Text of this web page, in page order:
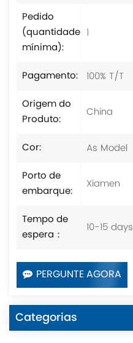
Pedido
(quantidade
mínima):
1
Pagamento: 100% T/T
Origem do
Produto:
China
Cor:
As Model
Porto de
embarque:
Xiamen
Tempo de
espera：
10-15 days
PERGUNTE AGORA
Categorias